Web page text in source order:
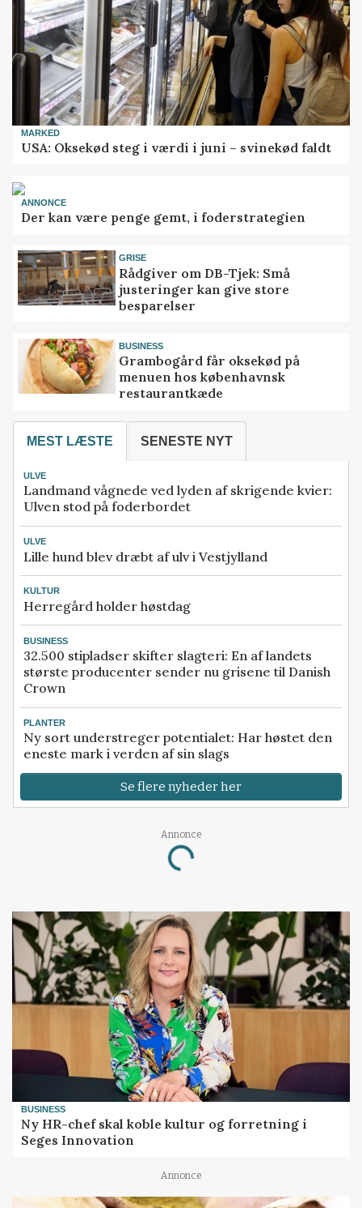
MARKED
USA: Oksekød steg i værdi i juni – svinekød faldt
ANNONCE
Der kan være penge gemt, i foderstrategien
GRISE
Rådgiver om DB-Tjek: Små
justeringer kan give store
besparelser
BUSINESS
Grambogård får oksekød på
menuen hos københavnsk
restaurantkæde
MEST LÆSTE SENESTE NYT
ULVE
Landmand vågnede ved lyden af skrigende kvier:
Ulven stod på foderbordet
ULVE
Lille hund blev dræbt af ulv i Vestjylland
KULTUR
Herregård holder høstdag
BUSINESS
32.500 stipladser skifter slagteri: En af landets
største producenter sender nu grisene til Danish
Crown
PLANTER
Ny sort understreger potentialet: Har høstet den
eneste mark i verden af sin slags
Se flere nyheder her
Annonce
Loading...
BUSINESS
Ny HR-chef skal koble kultur og forretning i
Seges Innovation
Annonce